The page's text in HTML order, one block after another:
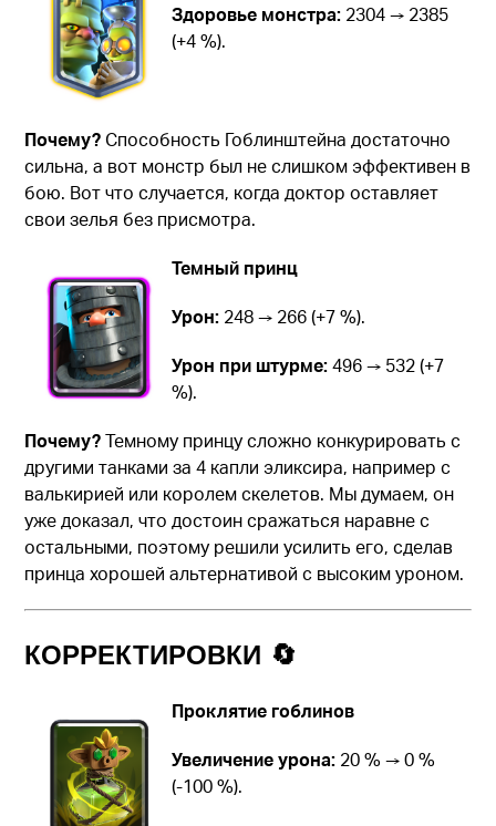
Здоровье монстра: 2304 → 2385
(+4 %).
Почему?Способность Гоблинштейна достаточно
сильна, а вот монстр был не слишком эффективен в
бою. Вот что случается, когда доктор оставляет
свои зелья без присмотра.
Темный принц
Урон: 248 → 266 (+7 %).
Урон при штурме:496 → 532 (+7
%).
Почему?Темному принцу сложно конкурировать с
другими танками за 4 капли эликсира, например с
валькирией или королем скелетов. Мы думаем, он
уже доказал, что достоин сражаться наравне с
остальными, поэтому решили усилить его, сделав
принца хорошей альтернативой с высоким уроном.
КОРРЕКТИРОВКИ 🔄
Проклятие гоблинов
Увеличение урона: 20 % → 0 %
(-100 %).